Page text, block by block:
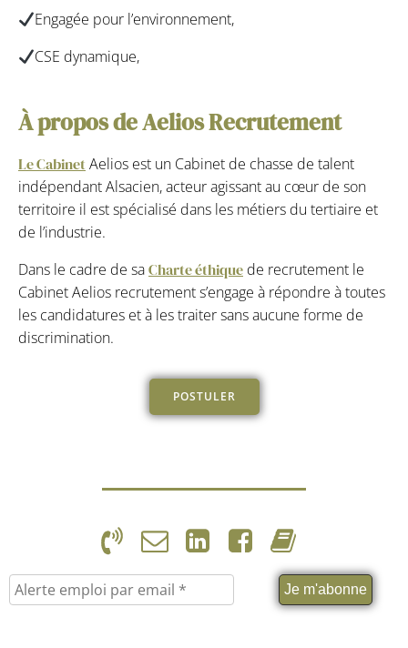
Engagée pour l’environnement,
CSE dynamique,
À propos de Aelios Recrutement
Le Cabinet Aelios est un Cabinet de chasse de talent
indépendant Alsacien, acteur agissant au cœur de son
territoire il est spécialisé dans les métiers du tertiaire et
de l’industrie.
Dans le cadre de saCharte éthique de recrutement le
Cabinet Aelios recrutement s’engage à répondre à toutes
les candidatures et à les traiter sans aucune forme de
discrimination.
POSTULER